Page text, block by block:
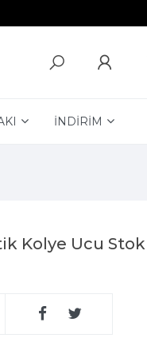
İNDİRİM
Kolye Ucu Stok